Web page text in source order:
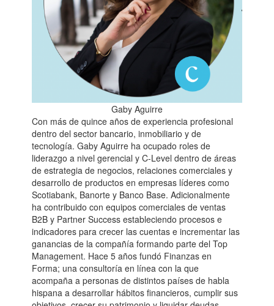
Gaby Aguirre
Con más de quince años de experiencia profesional
dentro del sector bancario, inmobiliario y de
tecnología. Gaby Aguirre ha ocupado roles de
liderazgo a nivel gerencial y C-Level dentro de áreas
de estrategia de negocios, relaciones comerciales y
desarrollo de productos en empresas líderes como
Scotiabank, Banorte y Banco Base. Adicionalmente
ha contribuido con equipos comerciales de ventas
B2B y Partner Success estableciendo procesos e
indicadores para crecer las cuentas e incrementar las
ganancias de la compañía formando parte del Top
Management. Hace 5 años fundó Finanzas en
Forma; una consultoría en línea con la que
acompaña a personas de distintos países de habla
hispana a desarrollar hábitos financieros, cumplir sus